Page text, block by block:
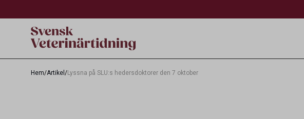
Hem/Artikel /Lyssna på SLU:s hedersdoktorer den 7 oktober